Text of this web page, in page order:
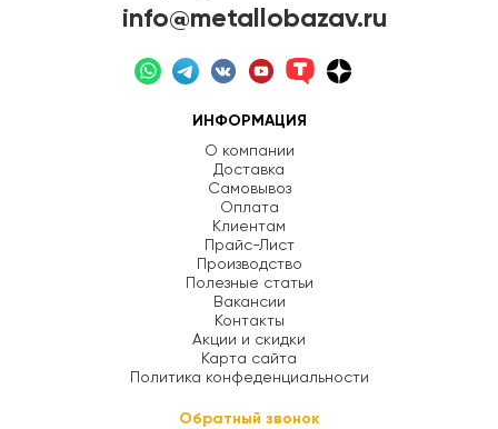
info@metallobazav.ru
ИНФОРМАЦИЯ
О компании
Доставка
Самовывоз
Оплата
Клиентам
Прайс-Лист
Производство
Полезные статьи
Вакансии
Контакты
Акции и скидки
Карта сайта
Политика конфеденциальности
Обратный звонок